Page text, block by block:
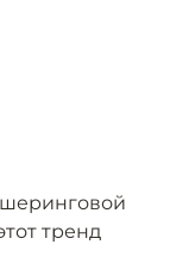
шеринговой
тренд